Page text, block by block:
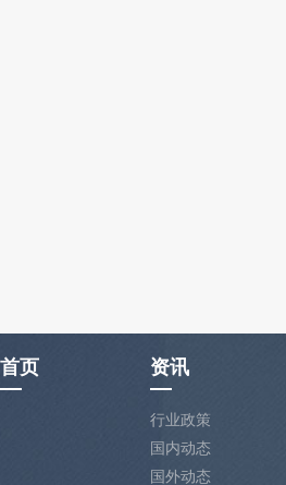
首页 资讯
行业政策
国内动态
国外动态